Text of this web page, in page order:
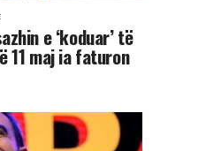
e ‘koduar’ të
11 maj ia faturon